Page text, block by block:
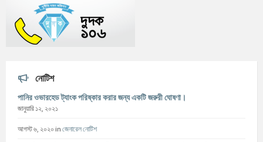
নোটিশ
পানির ওভারহেড ট্যাংক পরিষ্কার করার জন্য একটি জরুরী ঘোষণা।
জানুয়ারি ১২, ২০২১
আগস্ট ৬, ২০২০ in জেনারেল নোটিশ